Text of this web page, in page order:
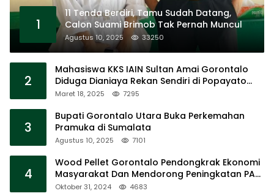
1
11 Tenda Berdiri, Tamu Sudah Datang,
Calon Suami Brimob Tak Pernah Muncul
Agustus 10, 2025 33250
2
Mahasiswa KKS IAIN Sultan Amai Gorontalo
Diduga Dianiaya Rekan Sendiri di Popayato
Barat
Maret 18, 2025 7295
3
Bupati Gorontalo Utara Buka Perkemahan
Pramuka di Sumalata
Agustus 10, 2025 7101
4
Wood Pellet Gorontalo Pendongkrak Ekonomi
Masyarakat Dan Mendorong Peningkatan PAD
Gorontalo
Oktober 31, 2024 4683